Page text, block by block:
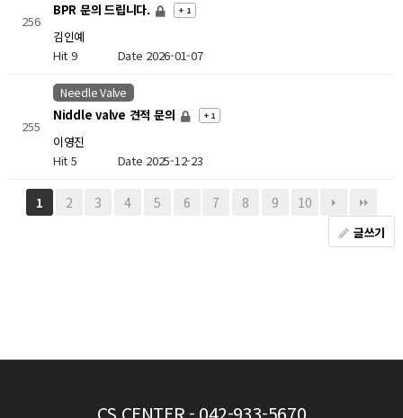
256
BPR 문의 드립니다. + 1
김인예
Hit 9 Date 2026-01-07
255
Needle Valve
Niddle valve 견적 문의 + 1
이영진
Hit 5 Date 2025-12-23
1 2 3 4 5 6 7 8 9 10
글쓰기